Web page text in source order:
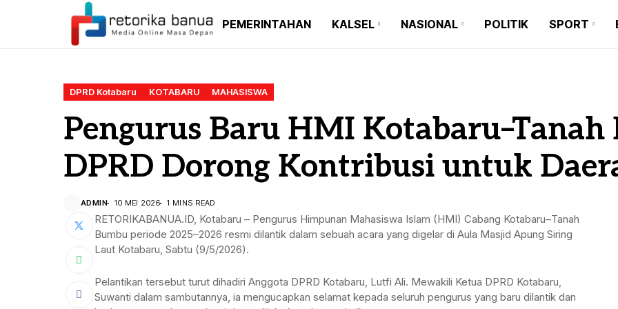
PEMERINTAHAN KALSEL
BANJARBARU
BANJAR
HULU SUNGAI SELATAN
NASIONAL
JAKARTA
JAWA TIMUR
JAWA TENGAH
POLITIK SPORT
BANJARMASIN
BANJAR
HULU SUNGAI SELATAN
HULU SUNGAI UTARA
BALANGAN
JAWA TIMUR
JAWA TENGAH
MEDAN
DPRD Kotabaru KOTABARU MAHASISWA
Pengurus Baru HMI
DPRD Dorong Kontribusi untuk
ADMIN 10 MEI 2026 1 MINS READ
RETORIKABANUA.ID, Kotabaru – Pengurus Himpunan Mahasiswa Islam (HMI) Cabang Kotabaru–Tanah
Bumbu periode 2025–2026 resmi dilantik dalam sebuah acara yang digelar di Aula Masjid Apung Siring
Laut Kotabaru, Sabtu (9/5/2026).
Pelantikan tersebut turut dihadiri Anggota DPRD Kotabaru, Lutfi Ali. Mewakili Ketua DPRD Kotabaru,
Suwanti dalam sambutannya, ia mengucapkan selamat kepada seluruh pengurus yang baru dilantik dan